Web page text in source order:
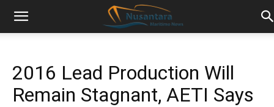
2016 Lead Production Will
Remain Stagnant, AETI Says